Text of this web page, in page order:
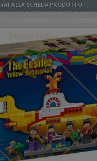
VAI ALLA SCHEDA PRODOTTO